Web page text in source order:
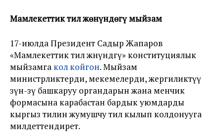
Мамлекеттик тил жөнүндөгү мыйзам
17-июлда Президент Садыр Жапаров
«Мамлекеттик тил жөнүндөгү» конституциялык
мыйзамга кол койгон. Мыйзам
министрликтерди, мекемелерди, жергиликтүү
өзүн-өзү башкаруу органдарын жана менчик
формасына карабастан бардык уюмдарды
кыргыз тилин жумушчу тил кылып колдонууга
милдеттендирет.